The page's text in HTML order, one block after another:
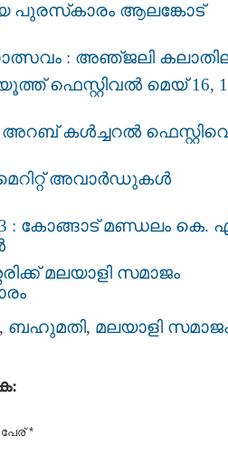
പുരസ്‌കാരം ആലങ്കോട്
: അഞ്‌ജലി
ഫെസ്റ്റിവല്‍ മെയ് 16,
കള്‍ച്ചറല്‍
അവാർഡുകൾ
: കോങ്ങാട് മണ്ഡലം കെ.
മലയാളി സമാജം
, ബഹുമതി, മലയാളി
പേര് *